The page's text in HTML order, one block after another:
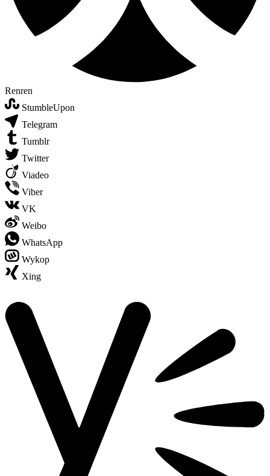
Renren
StumbleUpon
Telegram
Tumblr
Twitter
Viadeo
Viber
VK
Weibo
WhatsApp
Wykop
Xing